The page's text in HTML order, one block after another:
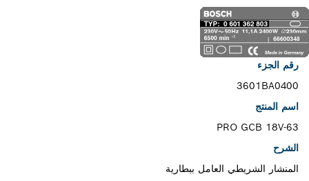
رقم الجزء
3601BA0400
اسم المنتج
PRO GCB 18V-63
الشرح
المنشار الشريطي العامل ببطارية